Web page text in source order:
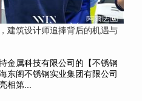
建筑设计师追捧背后的机遇与
金属科技有限公司的【不锈钢
东阁不锈钢实业集团有限公司
相第...